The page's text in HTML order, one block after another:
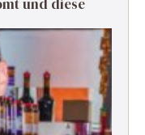
und diese